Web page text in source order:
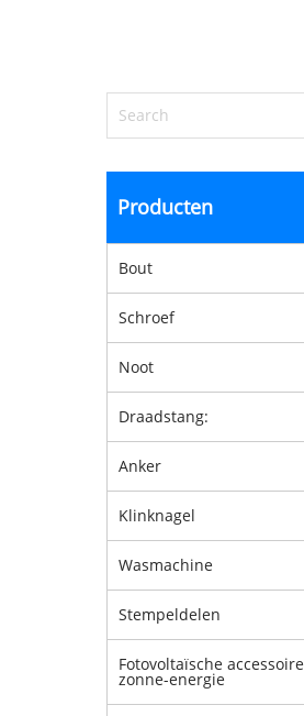
Producten
Bout
Schroef
Noot
Draadstang:
Anker
Klinknagel
Wasmachine
Stempeldelen
Fotovoltaïsche
zonne-energie